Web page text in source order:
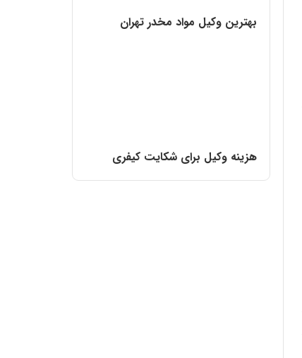
بهترین وکیل مواد مخدر تهران
هزینه وکیل برای شکایت کیفری